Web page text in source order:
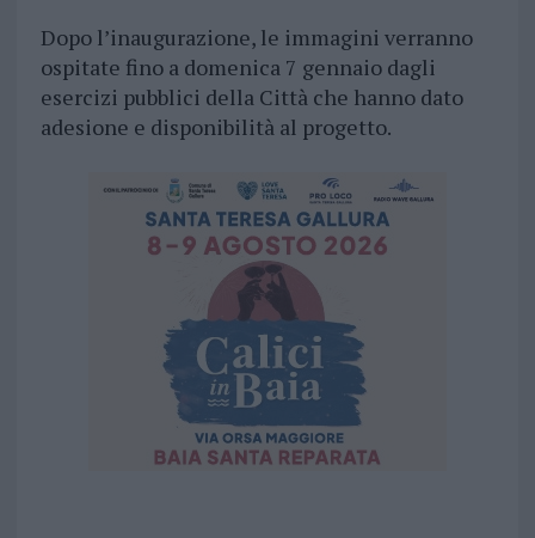
Dopo l’inaugurazione, le immagini verranno
ospitate fino a domenica 7 gennaio dagli
esercizi pubblici della Città che hanno dato
adesione e disponibilità al progetto.